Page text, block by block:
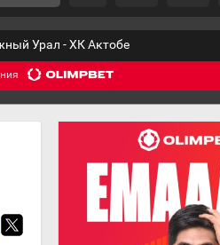
Урал - ХК Актобе